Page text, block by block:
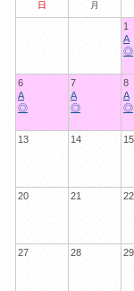
日 月
1
A
◎
6
A
◎
7
A
◎
8
A
◎
13 14 15
20 21 22
27 28 29